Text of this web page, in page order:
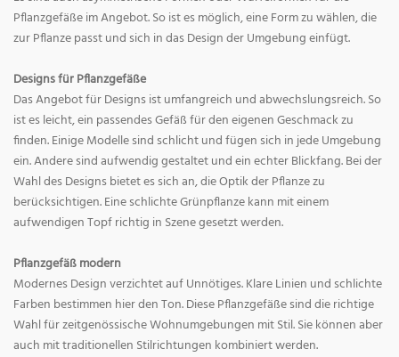
Pflanzgefäße im Angebot. So ist es möglich, eine Form zu wählen, die
zur Pflanze passt und sich in das Design der Umgebung einfügt.
Designs für Pflanzgefäße
Das Angebot für Designs ist umfangreich und abwechslungsreich. So
ist es leicht, ein passendes Gefäß für den eigenen Geschmack zu
finden. Einige Modelle sind schlicht und fügen sich in jede Umgebung
ein. Andere sind aufwendig gestaltet und ein echter Blickfang. Bei der
Wahl des Designs bietet es sich an, die Optik der Pflanze zu
berücksichtigen. Eine schlichte Grünpflanze kann mit einem
aufwendigen Topf richtig in Szene gesetzt werden.
Pflanzgefäß modern
Modernes Design verzichtet auf Unnötiges. Klare Linien und schlichte
Farben bestimmen hier den Ton. Diese Pflanzgefäße sind die richtige
Wahl für zeitgenössische Wohnumgebungen mit Stil. Sie können aber
auch mit traditionellen Stilrichtungen kombiniert werden.